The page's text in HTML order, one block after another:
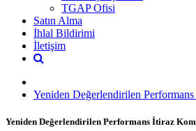
TGAP Ofisi
Satın Alma
İhlal Bildirimi
İletişim
Yeniden Değerlendirilen Performans
Yeniden Değerlendirilen Performans İtiraz